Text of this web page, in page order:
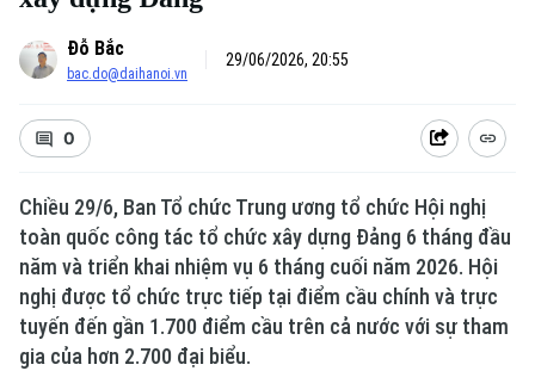
Đỗ Bắc
bac.do@daihanoi.vn
29/06/2026, 20:55
0
Chiều 29/6, Ban Tổ chức Trung ương tổ chức Hội nghị
toàn quốc công tác tổ chức xây dựng Đảng 6 tháng đầu
năm và triển khai nhiệm vụ 6 tháng cuối năm 2026. Hội
nghị được tổ chức trực tiếp tại điểm cầu chính và trực
tuyến đến gần 1.700 điểm cầu trên cả nước với sự tham
gia của hơn 2.700 đại biểu.